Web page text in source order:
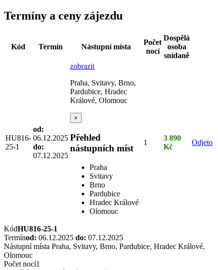
Termíny a ceny zájezdu
Kód Termín Nástupní místa
Počet
nocí
Dospělá
osoba
snídaně
HU816-
25-1
od:
06.12.2025
do:
07.12.2025
zobrazit
Praha, Svitavy, Brno,
Pardubice, Hradec
Králové, Olomouc
×
Přehled
nástupních míst
Praha
Svitavy
Brno
Pardubice
Hradec Králové
Olomouc
1
3 890
Kč
Odjeto
KódHU816-25-1
Termínod: 06.12.2025 do: 07.12.2025
Nástupní místa Praha, Svitavy, Brno, Pardubice, Hradec Králové,
Olomouc
Počet nocí1